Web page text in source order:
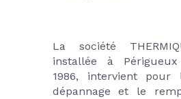
La société
installée à
1986, intervient pour
dépannage et le